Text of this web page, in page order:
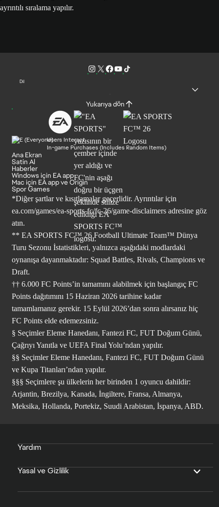
ayrıntılı sıralama yapılır.
Dil
Yukarıya dön
Users Interact
In-game Purchases (Includes Random Items)
Ana Ekran
Satin Al
Haberler
Windows için EA app
Mac için EA app ve Origin
Spor Games
*Diğer şartlar ve kısıtlamalar geçerlidir. Ayrıntılar için
ea.com/games/ea-sports-fc/fc-26/game-disclaimers adresine göz
atın.
** EA SPORTS FC™ 26 Football Ultimate Team™ Dünya
Turu Sezonu İstatistikleri, yalnızca aşağıdaki modlardaki
oynanışa dayanmaktadır: Squad Battles, Rivals, Champions ve
Draft.
†† 6.000 FC Points’in tamamını alabilmek için başlangıç FC
Points dağıtımını 15 Haziran 2026 tarihine kadar
tamamlamanız gerekir. 15 Eylül 2026’dan sonra alırsanız hiç
FC Points elde edemezsiniz.
§ Seçimler Eleme Hanedanı, Fantezi FC, FUT Doğum Günü,
Çağrıyı Yanıtla ve UEFA Final Yolu’ndan yapılır.
§§ Seçimler Eleme Hanedanı, Fantezi FC, FUT Doğum Günü
ve Kupa Titanları’ndan yapılır.
§§§ Seçimlere şu ülkelerin her birinden 1 oyuncu dahildir:
Arjantin, Brezilya, Kanada, İngiltere, Fransa, Almanya,
Meksika, Hollanda, Portekiz, Suudi Arabistan, İspanya, ABD.
Yardım
Yasal ve Gizlilik